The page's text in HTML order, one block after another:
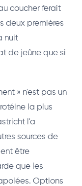
coucher ferait
deux premières
nuit
de jeûne que si
» n'est pas un
la plus
l'a
sources de
être
que les
Options